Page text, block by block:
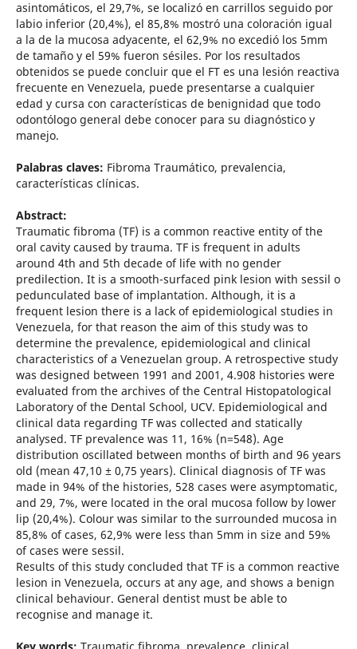
asintomáticos, el 29,7%, se localizó en carrillos seguido por
labio inferior (20,4%), el 85,8% mostró una coloración igual
a la de la mucosa adyacente, el 62,9% no excedió los 5mm
de tamaño y el 59% fueron sésiles. Por los resultados
obtenidos se puede concluir que el FT es una lesión reactiva
frecuente en Venezuela, puede presentarse a cualquier
edad y cursa con características de benignidad que todo
odontólogo general debe conocer para su diagnóstico y
manejo.
Palabras claves: Fibroma Traumático, prevalencia,
características clínicas.
Abstract:
Traumatic fibroma (TF) is a common reactive entity of the
oral cavity caused by trauma. TF is frequent in adults
around 4th and 5th decade of life with no gender
predilection. It is a smooth-surfaced pink lesion with sessil o
pedunculated base of implantation. Although, it is a
frequent lesion there is a lack of epidemiological studies in
Venezuela, for that reason the aim of this study was to
determine the prevalence, epidemiological and clinical
characteristics of a Venezuelan group. A retrospective study
was designed between 1991 and 2001, 4.908 histories were
evaluated from the archives of the Central Histopatological
Laboratory of the Dental School, UCV. Epidemiological and
clinical data regarding TF was collected and statically
analysed. TF prevalence was 11, 16% (n=548). Age
distribution oscillated between months of birth and 96 years
old (mean 47,10 ± 0,75 years). Clinical diagnosis of TF was
made in 94% of the histories, 528 cases were asymptomatic,
and 29, 7%, were located in the oral mucosa follow by lower
lip (20,4%). Colour was similar to the surrounded mucosa in
85,8% of cases, 62,9% were less than 5mm in size and 59%
of cases were sessil.
Results of this study concluded that TF is a common reactive
lesion in Venezuela, occurs at any age, and shows a benign
clinical behaviour. General dentist must be able to
recognise and manage it.